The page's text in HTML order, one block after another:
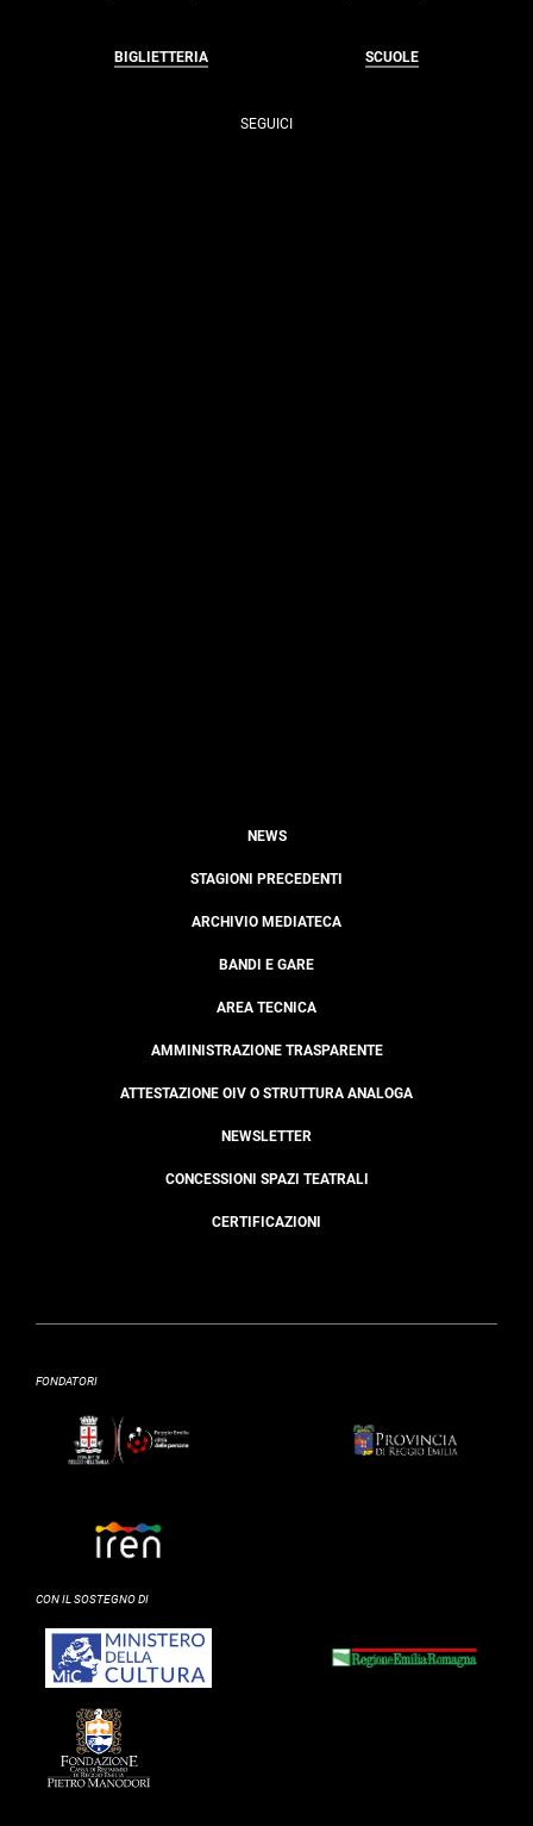
BIGLIETTERIA SCUOLE
SEGUICI
NEWS
STAGIONI PRECEDENTI
ARCHIVIO MEDIATECA
BANDI E GARE
AREA TECNICA
AMMINISTRAZIONE TRASPARENTE
ATTESTAZIONE OIV O STRUTTURA ANALOGA
NEWSLETTER
CONCESSIONI SPAZI TEATRALI
CERTIFICAZIONI
FONDATORI
CON IL SOSTEGNO DI